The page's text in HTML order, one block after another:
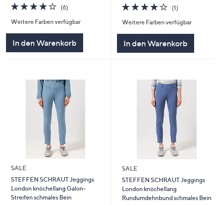
4.0
von
5
(6)6
Weitere Farben verfügbar
In den Warenkorb
4.0
von
5
(1)1
Weitere Farben verfügbar
In den Warenkorb
SALE
STEFFEN SCHRAUT Jeggings
London knöchellang Galon-
Streifen schmales Bein
SALE
STEFFEN SCHRAUT Jeggings
London knöchellang
Rundumdehnbund schmales Bein